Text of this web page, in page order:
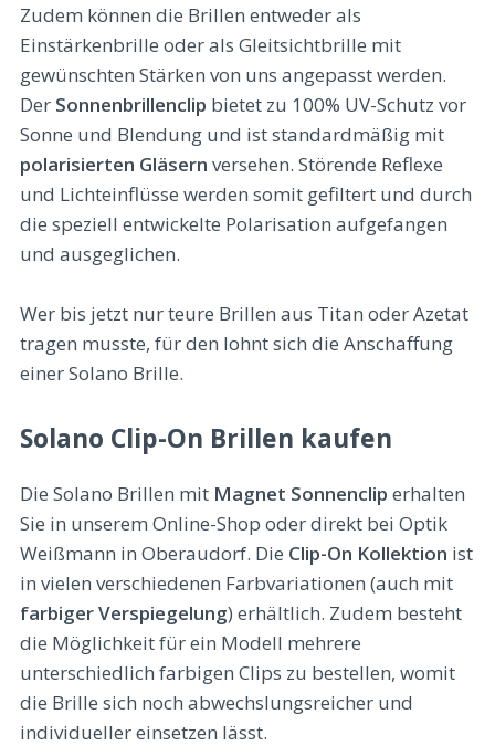
Zudem können die Brillen entweder als
Einstärkenbrille oder als Gleitsichtbrille mit
gewünschten Stärken von uns angepasst werden.
Der Sonnenbrillenclip bietet zu 100% UV-Schutz vor
Sonne und Blendung und ist standardmäßig mit
polarisierten Gläsern versehen. Störende Reflexe
und Lichteinflüsse werden somit gefiltert und durch
die speziell entwickelte Polarisation aufgefangen
und ausgeglichen.
Wer bis jetzt nur teure Brillen aus Titan oder Azetat
tragen musste, für den lohnt sich die Anschaffung
einer Solano Brille.
Solano Clip-On Brillen kaufen
Die Solano Brillen mit Magnet Sonnenclip erhalten
Sie in unserem Online-Shop oder direkt bei Optik
Weißmann in Oberaudorf. Die Clip-On Kollektion ist
in vielen verschiedenen Farbvariationen (auch mit
farbiger Verspiegelung) erhältlich. Zudem besteht
die Möglichkeit für ein Modell mehrere
unterschiedlich farbigen Clips zu bestellen, womit
die Brille sich noch abwechslungsreicher und
individueller einsetzen lässt.